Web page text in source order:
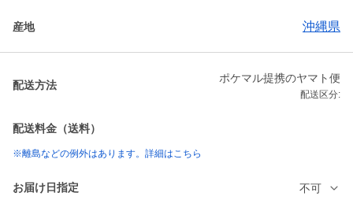
産地 沖縄県
配送方法
ポケマル提携のヤマト便
配送区分:
配送料金（送料）
※離島などの例外はあります。詳細はこちら
お届け日指定 不可